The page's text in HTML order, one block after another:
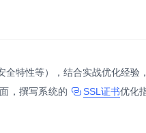
全特性等），结合实战优化经验
，撰写系统的
SSL证书优化